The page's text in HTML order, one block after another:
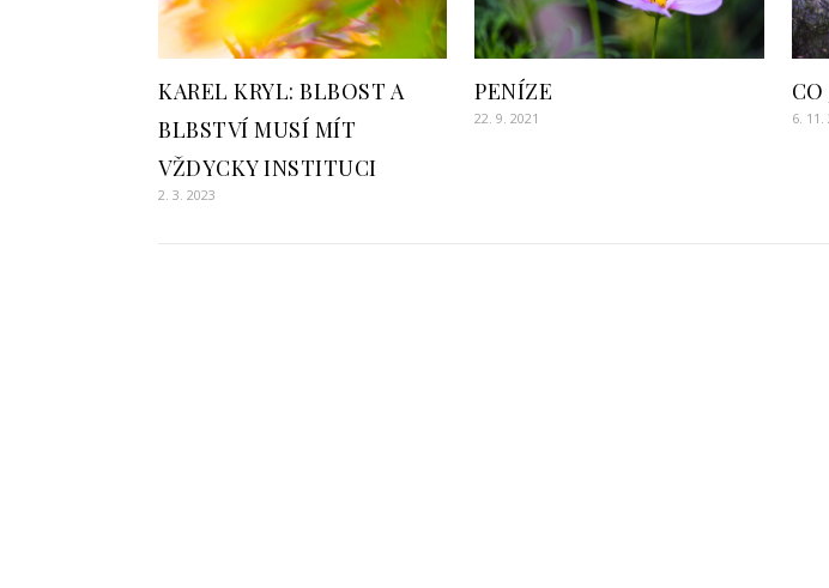
KAREL KRYL: BLBOST A
BLBSTVÍ MUSÍ MÍT
VŽDYCKY INSTITUCI
2. 3. 2023
PENÍZE
22. 9. 2021 6. 11.